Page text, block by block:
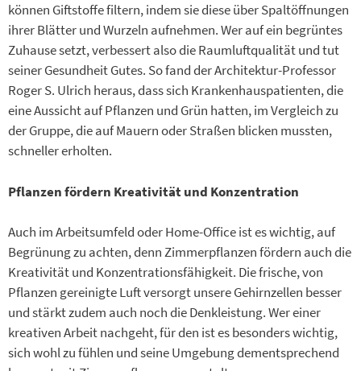
können Giftstoffe filtern, indem sie diese über Spaltöffnungen
ihrer Blätter und Wurzeln aufnehmen. Wer auf ein begrüntes
Zuhause setzt, verbessert also die Raumluftqualität und tut
seiner Gesundheit Gutes. So fand der Architektur-Professor
Roger S. Ulrich heraus, dass sich Krankenhauspatienten, die
eine Aussicht auf Pflanzen und Grün hatten, im Vergleich zu
der Gruppe, die auf Mauern oder Straßen blicken mussten,
schneller erholten.
Pflanzen fördern Kreativität und Konzentration
Auch im Arbeitsumfeld oder Home-Office ist es wichtig, auf
Begrünung zu achten, denn Zimmerpflanzen fördern auch die
Kreativität und Konzentrationsfähigkeit. Die frische, von
Pflanzen gereinigte Luft versorgt unsere Gehirnzellen besser
und stärkt zudem auch noch die Denkleistung. Wer einer
kreativen Arbeit nachgeht, für den ist es besonders wichtig,
sich wohl zu fühlen und seine Umgebung dementsprechend